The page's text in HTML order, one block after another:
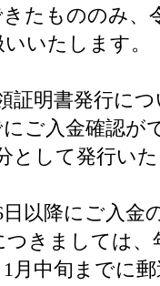
たもののみ、
いたします。
明書発行につ
ご入金確認が
として発行いた
日以降にご入金
きましては、
月中旬までに